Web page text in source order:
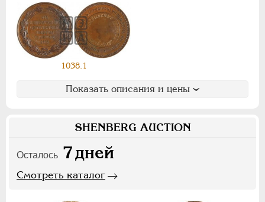
1038.1
Показать описания и цены
SHENBERG AUCTION
Осталось 7дней
Смотреть каталог
Цифры
1 2 7
НИКОЛАЙ II 1894-1917